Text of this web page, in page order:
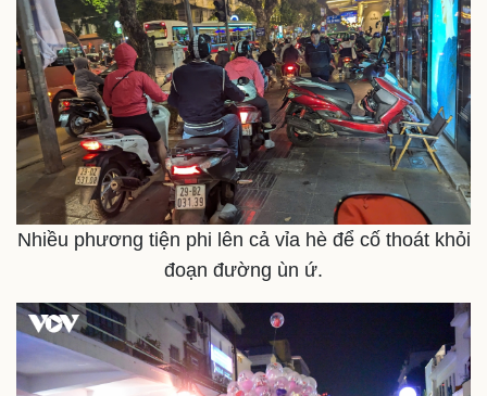
Nhiều phương tiện phi lên cả vỉa hè để cố thoát khỏi
đoạn đường ùn ứ.